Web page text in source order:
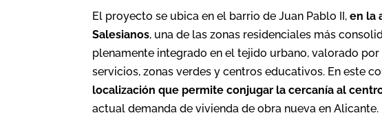
El proyecto se ubica en el barrio de Juan Pablo II,en la
Salesianos, una de las zonas residenciales más
plenamente integrado en el tejido urbano, valorado
servicios, zonas verdes y centros educativos. En este
localización que permite conjugar la cercanía al
actual demanda de vivienda de obra nueva en Alicante.